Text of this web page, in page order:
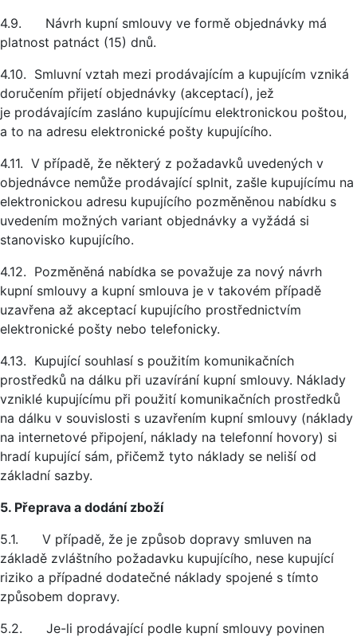
4.9. Návrh kupní smlouvy ve formě objednávky má
platnost patnáct (15) dnů.
4.10. Smluvní vztah mezi prodávajícím a kupujícím vzniká
doručením přijetí objednávky (akceptací), jež
je prodávajícím zasláno kupujícímu elektronickou poštou,
a to na adresu elektronické pošty kupujícího.
4.11. V případě, že některý z požadavků uvedených v
objednávce nemůže prodávající splnit, zašle kupujícímu na
elektronickou adresu kupujícího pozměněnou nabídku s
uvedením možných variant objednávky a vyžádá si
stanovisko kupujícího.
4.12. Pozměněná nabídka se považuje za nový návrh
kupní smlouvy a kupní smlouva je v takovém případě
uzavřena až akceptací kupujícího prostřednictvím
elektronické pošty nebo telefonicky.
4.13. Kupující souhlasí s použitím komunikačních
prostředků na dálku při uzavírání kupní smlouvy. Náklady
vzniklé kupujícímu při použití komunikačních prostředků
na dálku v souvislosti s uzavřením kupní smlouvy (náklady
na internetové připojení, náklady na telefonní hovory) si
hradí kupující sám, přičemž tyto náklady se neliší od
základní sazby.
5. Přeprava a dodání zboží
5.1. V případě, že je způsob dopravy smluven na
základě zvláštního požadavku kupujícího, nese kupující
riziko a případné dodatečné náklady spojené s tímto
způsobem dopravy.
5.2. Je-li prodávající podle kupní smlouvy povinen